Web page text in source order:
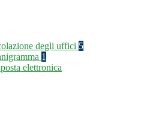
degli uffici 5
1
elettronica